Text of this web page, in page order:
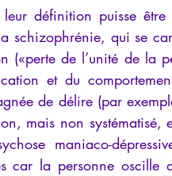
définition puisse être
schizophrénie, qui se
(«perte de l’unité de la
et du
de délire (par
mais non systématisé,
maniaco-
car la personne oscille